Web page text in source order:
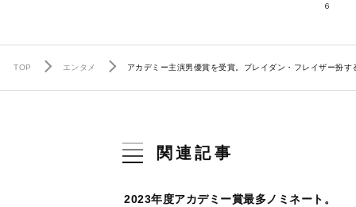
6
TOP エンタメ アカデミー主演男優賞を受賞。ブレイダン・フレイザー扮
関連記事
2023年度アカデミー賞最多ノミネート。